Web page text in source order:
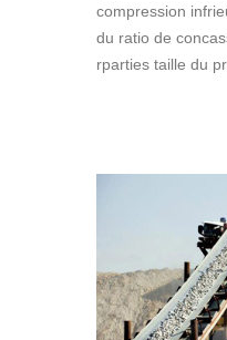
compression
du ratio de
rparties taille du